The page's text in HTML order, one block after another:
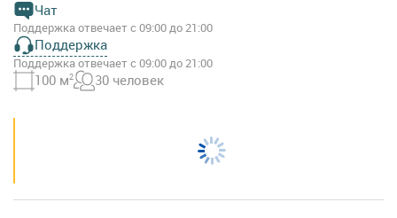
Чат
Поддержка отвечает с 09:00 до 21:00
Поддержка
Поддержка отвечает с 09:00 до 21:00
100 м2 30 человек